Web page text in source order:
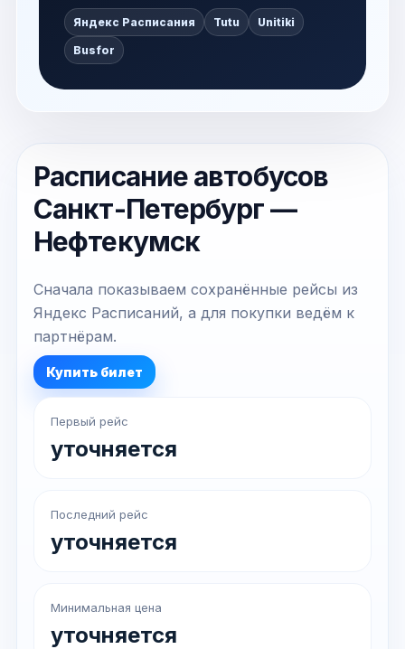
Яндекс Расписания Tutu Unitiki
Busfor
Расписание автобусов
Санкт-Петербург —
Нефтекумск
Сначала показываем сохранённые рейсы из
Яндекс Расписаний, а для покупки ведём к
партнёрам.
Купить билет
Первый рейс
уточняется
Последний рейс
уточняется
Минимальная цена
уточняется